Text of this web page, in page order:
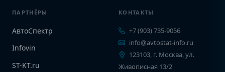
ПАРТНЁРЫ
АвтоСпектр
Infovin
ST-KT.ru
КОНТАКТЫ
+7 (903) 735-9056
info@avtostat-info.ru
123103, г. Москва, ул.
Живописная 13/2